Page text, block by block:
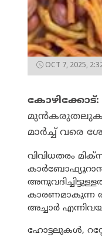
OCT 7, 2025,
കോഴിക്കോട്:
മുൻകരുതലുകൾ
മാർച്ച് വരെ
വിവിധതരം
കാരണമാകുന്ന
അച്ചാർ
ഹോട്ടലുകൾ,